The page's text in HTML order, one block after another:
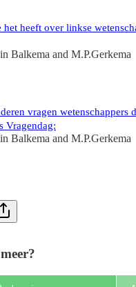
heeft over linkse
Balkema and M.P.Gerkema
vragen wetenschappers
Vragendag:
Balkema and M.P.Gerkema